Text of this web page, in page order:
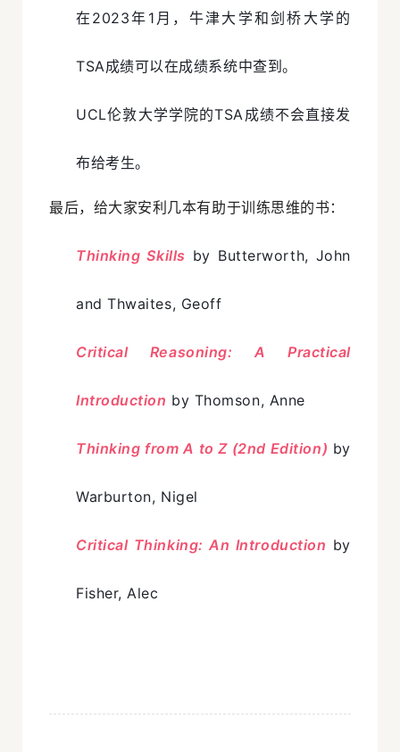
在2023年1月，牛津大学和剑桥大学的
TSA成绩可以在成绩系统中查到。
UCL伦敦大学学院的TSA成绩不会直接发
布给考生。
最后，给大家安利几本有助于训练思维的书：
Thinking Skills by Butterworth, John
and Thwaites, Geoff
Critical Reasoning: A Practical
Introduction by Thomson, Anne
Thinking from A to Z (2nd Edition) by
Warburton, Nigel
Critical Thinking: An Introduction by
Fisher, Alec